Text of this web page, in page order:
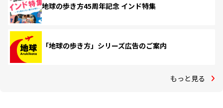
地球の歩き方45周年記念 インド特集
「地球の歩き方」シリーズ広告のご案内
もっと見る